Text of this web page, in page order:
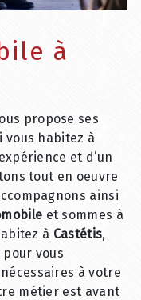
à
propose ses
vous habitez à
et d’un
tout en oeuvre
ainsi
et sommes à
à Castétis,
vous
à votre
métier est avant